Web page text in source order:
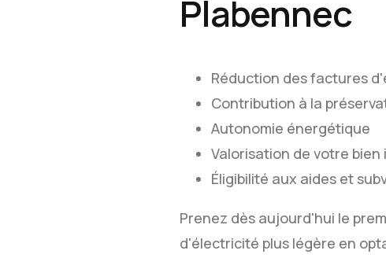
Plabennec
Réduction des factures
Contribution à la
Autonomie énergétique
Valorisation de votre bien
Éligibilité aux aides et
Prenez dès aujourd'hui le
d'électricité plus légère en